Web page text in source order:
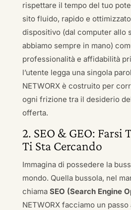
rispettare il tempo del tuo
sito fluido, rapido e
dispositivo (dal computer allo
abbiamo sempre in mano)
professionalità e affidabilità
l’utente legga una singola
NETWORX è costruito per
ogni frizione tra il desiderio
offerta.
2. SEO & GEO: Farsi
Ti Sta Cercando
Immagina di possedere la
mondo. Quella bussola, nel
chiama SEO (Search Engine
NETWORX facciamo un